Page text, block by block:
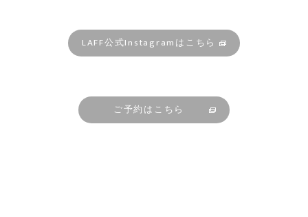
LAFF公式Instagramはこちら
ご予約はこちら